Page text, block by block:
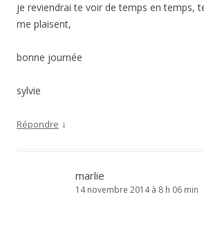
je reviendrai te voir de temps en temps,
me plaisent,
bonne journée
sylvie
Répondre ↓
marlie
14 novembre 2014 à 8 h 06 min